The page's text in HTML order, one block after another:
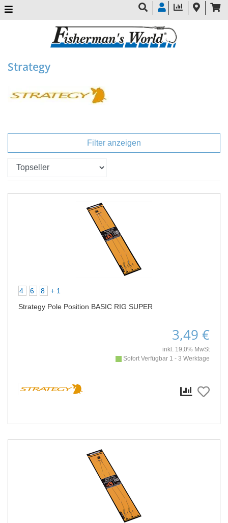
Strategy
Filter anzeigen
4 6 8
+ 1
Strategy Pole Position BASIC RIG SUPER
3,49 €
inkl. 19,0% MwSt
Sofort Verfügbar 1 - 3 Werktage